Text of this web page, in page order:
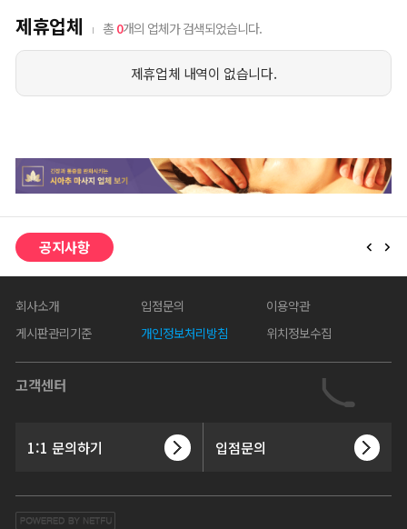
제휴업체 총 0개의 업체가 검색되었습니다.
제휴업체 내역이 없습니다.
공지사항
회사소개 입점문의
이용약관
게시판관리기준
개인정보처리방침 위치정보수집
고객센터
1:1 문의하기 입점문의